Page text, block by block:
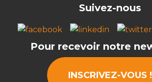
Suivez-nous
Pour recevoir notre
INSCRIVEZ-VOUS !